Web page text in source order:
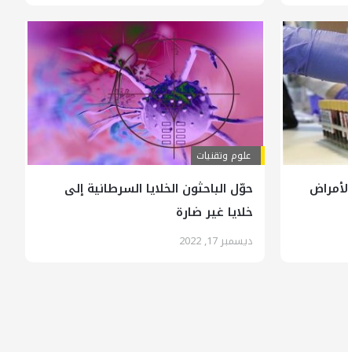
علوم وتقنيات
حوّل الباحثون الخلايا السرطانية إلى
خلايا غير ضارة
ديسمبر 17, 2022